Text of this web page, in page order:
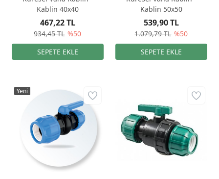
Kablin 40x40
934,45 TL %50
467,22 TL
Kablin 50x50
1.079,79 TL %50
539,90 TL
Yeni